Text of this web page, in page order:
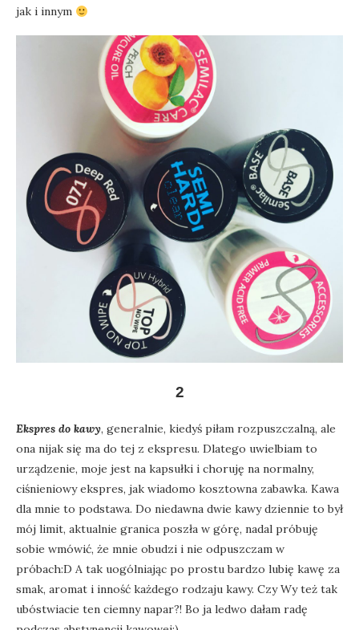
jak i innym
2
Ekspres do kawy, generalnie, kiedyś piłam rozpuszczalną, ale
ona nijak się ma do tej z ekspresu. Dlatego uwielbiam to
urządzenie, moje jest na kapsułki i choruję na normalny,
ciśnieniowy ekspres, jak wiadomo kosztowna zabawka. Kawa
dla mnie to podstawa. Do niedawna dwie kawy dziennie to był
mój limit, aktualnie granica poszła w górę, nadal próbuję
sobie wmówić, że mnie obudzi i nie odpuszczam w
próbach:D A tak uogólniając po prostu bardzo lubię kawę za
smak, aromat i inność każdego rodzaju kawy. Czy Wy też tak
ubóstwiacie ten ciemny napar?! Bo ja ledwo dałam radę